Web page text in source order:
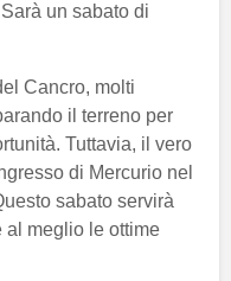
un sabato di
Cancro, molti
il terreno per
Tuttavia, il vero
di Mercurio nel
sabato servirà
al meglio le ottime